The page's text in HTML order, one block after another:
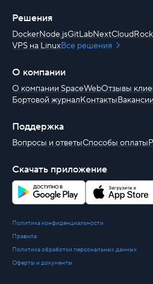
Решения
DockerNode.jsGitLabNextCloud
VPS на LinuxВсе решения
О компании
О компании SpaceWebОтзывы
Бортовой журналКонтактыВакансии
Поддержка
Вопросы и ответыСпособы оплаты
Скачать приложение
Политика конфиденциальности
Правила
Политика обработки персональных данных
Оферты и документы